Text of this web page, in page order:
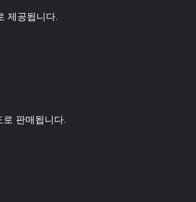
제공됩니다.
판매됩니다.